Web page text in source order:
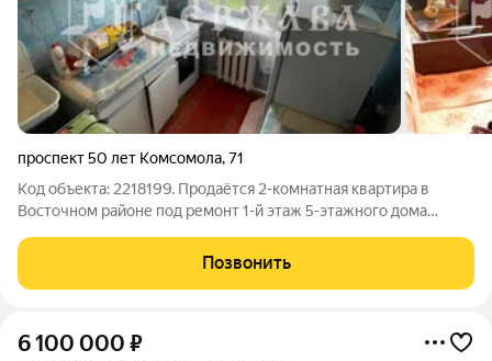
проспект 50 лет Комсомола,71
Код объекта: 2218199. Продаётся 2-комнатная квартира в
Восточном районе под ремонт 1-й этаж 5-этажного дома
дизайнерские идеи
Позвонить
6 100 000 ₽